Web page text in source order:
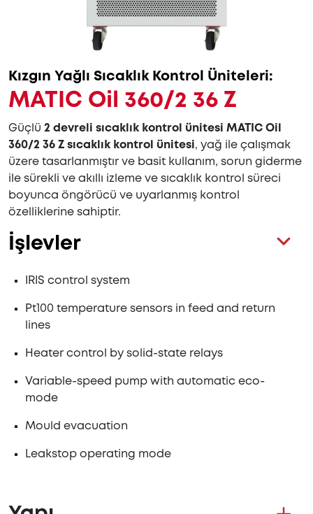
Kızgın Yağlı Sıcaklık Kontrol Üniteleri:
MATIC Oil 360/2 36 Z
Güçlü 2 devreli sıcaklık kontrol ünitesi MATIC Oil
360/2 36 Z sıcaklık kontrol ünitesi, yağ ile çalışmak
üzere tasarlanmıştır ve basit kullanım, sorun giderme
ile sürekli ve akıllı izleme ve sıcaklık kontrol süreci
boyunca öngörücü ve uyarlanmış kontrol
özelliklerine sahiptir.
İşlevler
IRIS control system
Pt100 temperature sensors in feed and return
lines
Heater control by solid-state relays
Variable-speed pump with automatic eco-
mode
Mould evacuation
Leakstop operating mode